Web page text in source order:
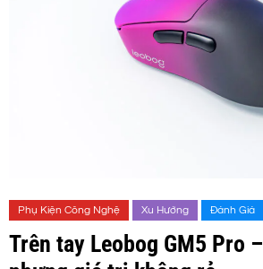
Phụ Kiện Công Nghệ Xu Hướng Đánh Giá
Trên tay Leobog GM5 Pro